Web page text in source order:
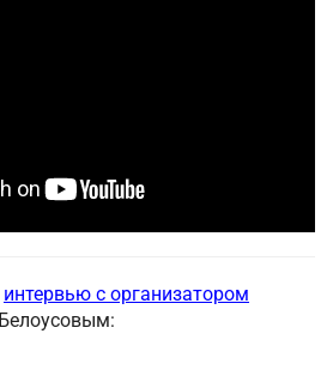
интервью с организатором